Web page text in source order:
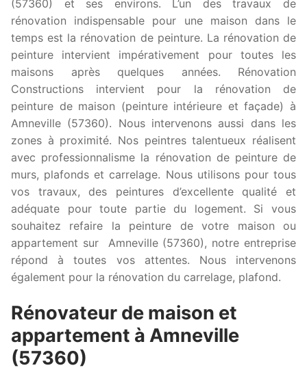
(57360) et ses environs. L’un des travaux de
rénovation indispensable pour une maison dans le
temps est la rénovation de peinture. La rénovation de
peinture intervient impérativement pour toutes les
maisons après quelques années. Rénovation
Constructions intervient pour la rénovation de
peinture de maison (peinture intérieure et façade) à
Amneville (57360). Nous intervenons aussi dans les
zones à proximité. Nos peintres talentueux réalisent
avec professionnalisme la rénovation de peinture de
murs, plafonds et carrelage. Nous utilisons pour tous
vos travaux, des peintures d’excellente qualité et
adéquate pour toute partie du logement. Si vous
souhaitez refaire la peinture de votre maison ou
appartement sur Amneville (57360), notre entreprise
répond à toutes vos attentes. Nous intervenons
également pour la rénovation du carrelage, plafond.
Rénovateur de maison et
appartement à Amneville
(57360)